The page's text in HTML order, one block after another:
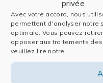
privée
Avec votre accord, nous
permettent d'analyser notre
optimale. Vous pouvez
opposer aux traitements
veuillez lire notre